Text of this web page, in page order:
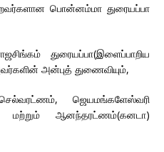
பொன்னம்மா துரையப்பா
துரையப்பா(இளைப்பாறிய
அன்புத் துணைவியும்,
ஜெயமங்களேஸ்வரி
மற்றும் ஆனந்தரட்ணம்(கனடா)